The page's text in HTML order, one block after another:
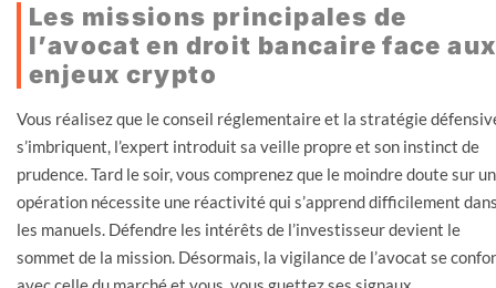
Les missions principales de
l’avocat en droit bancaire face aux
enjeux crypto
Vous réalisez que le conseil réglementaire et la stratégie
s’imbriquent, l’expert introduit sa veille propre et son instinct de
prudence. Tard le soir, vous comprenez que le moindre doute sur
opération nécessite une réactivité qui s’apprend difficilement
les manuels. Défendre les intérêts de l’investisseur devient le
sommet de la mission. Désormais, la vigilance de l’avocat se